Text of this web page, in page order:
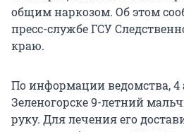
общим наркозом. Об этом
пресс-службе ГСУ
краю.
По информации ведомства, 4
Зеленогорске 9-летний
руку. Для лечения его